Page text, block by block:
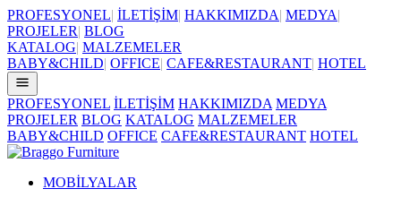
PROFESYONEL| İLETİŞİM| HAKKIMIZDA| MEDYA|
PROJELER| BLOG
KATALOG| MALZEMELER
BABY&CHILD| OFFICE| CAFE&RESTAURANT| HOTEL
PROFESYONEL İLETİŞİM HAKKIMIZDA MEDYA
PROJELER BLOG KATALOG MALZEMELER
BABY&CHILD OFFICE CAFE&RESTAURANT HOTEL
MOBİLYALAR